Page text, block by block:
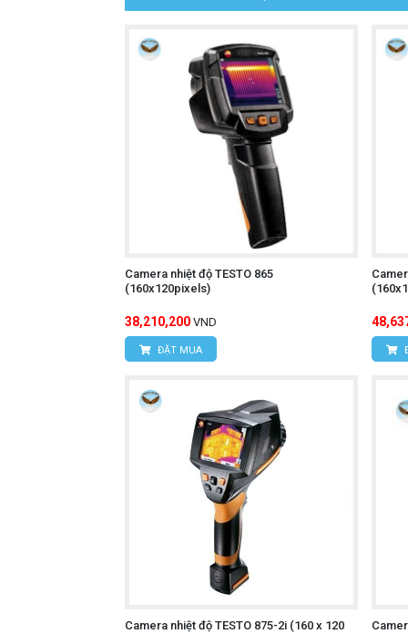
Độ chính xác cao:Đo nhiệt độ với
Màn hình LCD rõ ràng:
Hiển thị
Đèn pin:Giúp người sử dụng dễ
Chức năng ghi hình ảnh và video:
Chức năng phân tích dữ liệu:
Thiết kế nhỏ gọn, trọng lượng nhẹ:
Chức năng tự động tắt nguồn:
Giá thành hợp lý:
Bật nguồn máy:Nhấn nút nguồn
Chọn chế độ đo:Nhấn nút chức
Hướng camera vào vật thể cần đo:
Quan sát kết quả đo lường:
Màn
Lưu trữ dữ liệu:
Lưu trữ hình ảnh
Camera nhiệt độ TESTO 865
(160x120pixels)
38,210,200 VND
ĐẶT MUA
Camera nhiệt độ TESTO 875-2i (160 x 120